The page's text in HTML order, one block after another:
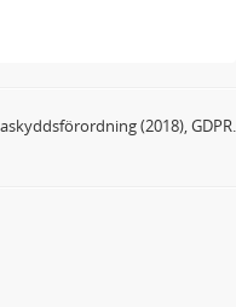
(2018), GDPR.